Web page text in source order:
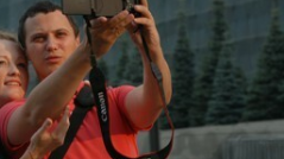
какими именно уликами
не уточнил.
апреля в сирийском
Идлиб было